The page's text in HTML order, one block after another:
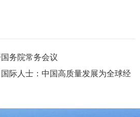
务院常务会议
际人士：中国高质量发展为全球经